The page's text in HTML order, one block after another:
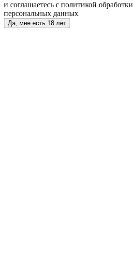
и соглашаетесь с политикой обработки
персональных данных
Да, мне есть 18 лет